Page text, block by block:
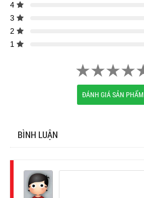
4
3
2
1
ĐÁNH GIÁ SẢN PHẨM
BÌNH LUẬN